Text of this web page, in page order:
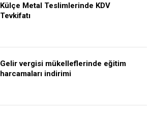
Külçe Metal Teslimlerinde KDV
Tevkifatı
Gelir vergisi mükelleflerinde eğitim
harcamaları indirimi